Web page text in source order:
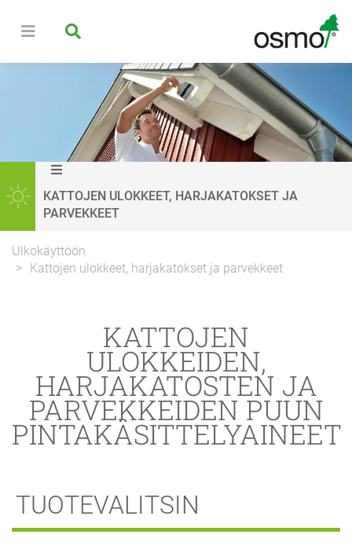
KATTOJEN ULOKKEET, HARJAKATOKSET JA
PARVEKKEET
Ulkokäyttöön
Kattojen ulokkeet, harjakatokset ja parvekkeet
KATTOJEN
ULOKKEIDEN,
HARJAKATOSTEN JA
PARVEKKEIDEN PUUN
PINTAKÄSITTELYAINEET
TUOTEVALITSIN